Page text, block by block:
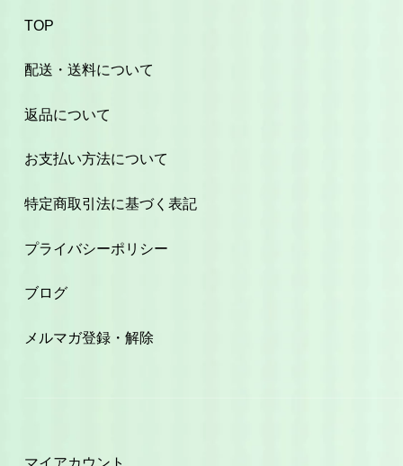
TOP
配送・送料について
返品について
お支払い方法について
特定商取引法に基づく表記
プライバシーポリシー
ブログ
メルマガ登録・解除